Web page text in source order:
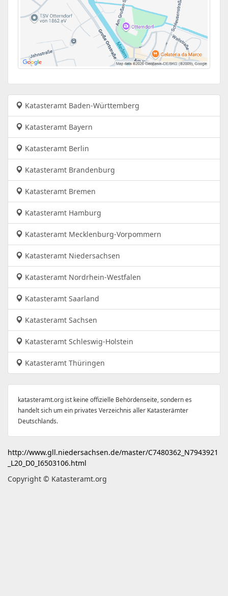
Katasteramt Baden-Württemberg
Katasteramt Bayern
Katasteramt Berlin
Katasteramt Brandenburg
Katasteramt Bremen
Katasteramt Hamburg
Katasteramt Mecklenburg-Vorpommern
Katasteramt Niedersachsen
Katasteramt Nordrhein-Westfalen
Katasteramt Saarland
Katasteramt Sachsen
Katasteramt Schleswig-Holstein
Katasteramt Thüringen
katasteramt.org ist keine offizielle Behördenseite, sondern es
handelt sich um ein privates Verzeichnis aller Katasterämter
Deutschlands.
http://www.gll.niedersachsen.de/master/C7480362_N7943921
_L20_D0_I6503106.html
Copyright © Katasteramt.org